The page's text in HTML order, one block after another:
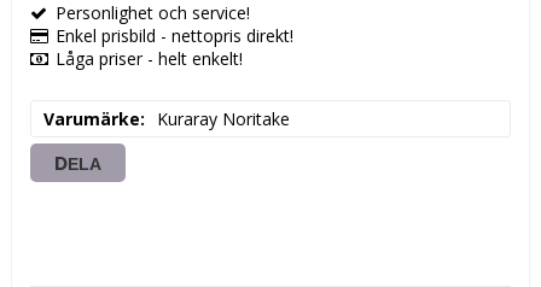
Personlighet och service!
Enkel prisbild - nettopris direkt!
Låga priser - helt enkelt!
Varumärke Kuraray Noritake
DELA